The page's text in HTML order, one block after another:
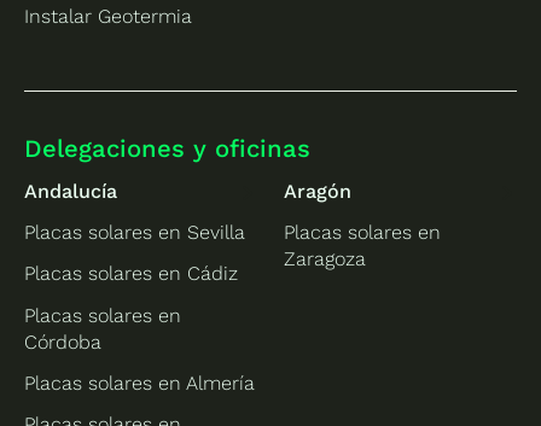
Instalar Geotermia
Delegaciones y oficinas
Andalucía
Placas solares en Sevilla
Placas solares en Cádiz
Placas solares en
Córdoba
Placas solares en Almería
Aragón
Placas solares en
Zaragoza